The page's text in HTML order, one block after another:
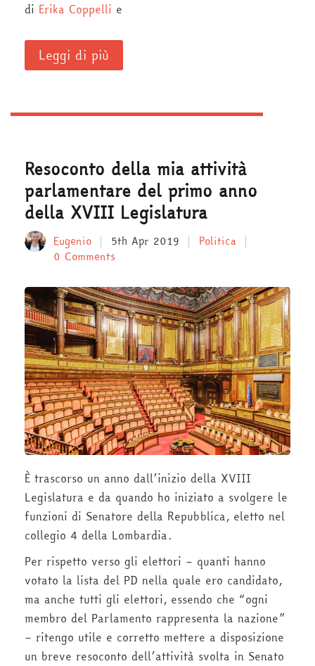
di Erika Coppelli e
Leggi di più
Resoconto della mia attività
parlamentare del primo anno
della XVIII Legislatura
Eugenio 5th Apr 2019
Politica
0 Comments
È trascorso un anno dall’inizio della XVIII
Legislatura e da quando ho iniziato a svolgere le
funzioni di Senatore della Repubblica, eletto nel
collegio 4 della Lombardia.
Per rispetto verso gli elettori – quanti hanno
votato la lista del PD nella quale ero candidato,
ma anche tutti gli elettori, essendo che “ogni
membro del Parlamento rappresenta la nazione”
– ritengo utile e corretto mettere a disposizione
un breve resoconto dell’attività svolta in Senato